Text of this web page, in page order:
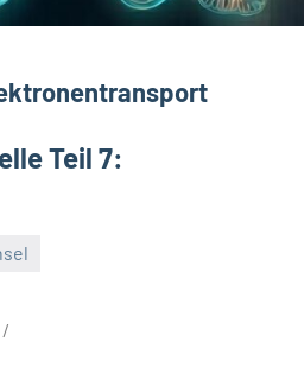
Teil 7: